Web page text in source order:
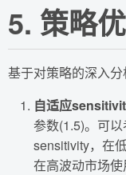
5. 策略
基于对策略的深入分
自适应
参数(1.5)。可
sensitivity，在
在高波动市场使